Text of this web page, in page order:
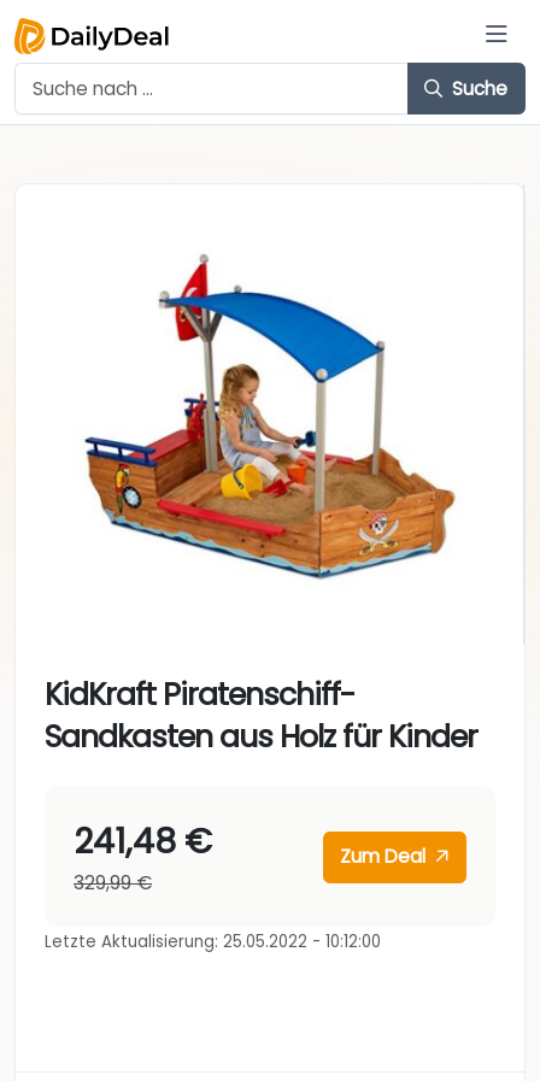
Suche
KidKraft Piratenschiff-
Sandkasten aus Holz für Kinder
241,48 €
329,99 €
Zum Deal
Letzte Aktualisierung: 25.05.2022 - 10:12:00